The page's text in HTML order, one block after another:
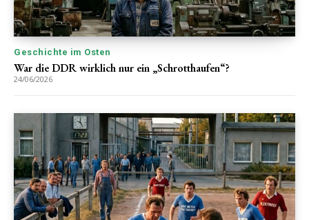
Geschichte im Osten
War die DDR wirklich nur ein „Schrotthaufen“?
24/06/2026